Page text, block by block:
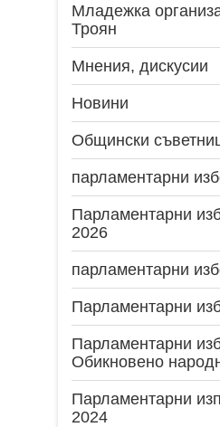
Младежка
Троян
Мнения, дискусии
Новини
Общински
парламентарни
Парламентарни
2026
парламентарни
Парламентарни
Парламентарни
Обикновено
Парламентарни
2024